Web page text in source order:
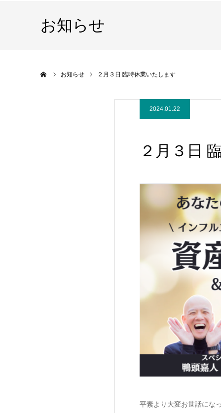
お知らせ
お知らせ ２月３日 臨時休業いたします
2024.01.22
２月３日
平素より大変お世話にな